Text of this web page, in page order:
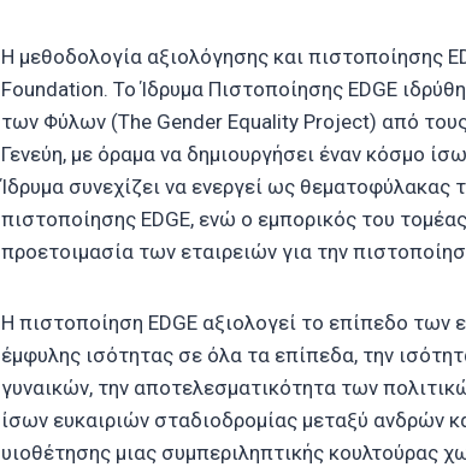
Η μεθοδολογία αξιολόγησης και πιστοποίησης
Foundation. Το Ίδρυμα Πιστοποίησης EDGE
των Φύλων (The Gender Equality Project) από
Γενεύη, με όραμα να δημιουργήσει έναν κόσμο
Ίδρυμα συνεχίζει να ενεργεί ως
πιστοποίησης EDGE, ενώ ο εμπορικός του
προετοιμασία των εταιρειών για την
Η πιστοποίηση EDGE αξιολογεί το επίπεδο των
έμφυλης ισότητας σε όλα τα επίπεδα, την
γυναικών, την αποτελεσματικότητα των
ίσων ευκαιριών σταδιοδρομίας μεταξύ ανδρών
υιοθέτησης μιας συμπεριληπτικής κουλτούρας